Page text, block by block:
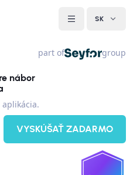
SK
part of group
nábor
VYSKÚŠAŤ ZADARMO